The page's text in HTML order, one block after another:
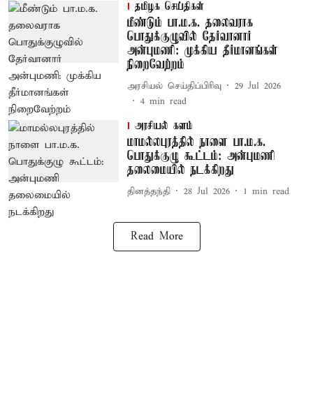
தமிழக செய்திகள்
மீண்டும் பா.ம.க. தலைவராக
பொதுக்குழுவில் தேர்வானார்
அன்புமணி: முக்கிய தீர்மானங்கள்
நிறைவேற்றம்
அரசியல் செய்திப்பிரிவு
29 Jul 2026
4 min read
அரசியல் களம்
மாமல்லபுரத்தில் நாளை பா.ம.க.
பொதுக்குழு கூட்டம்: அன்புமணி
தலைமையில் நடக்கிறது
தினத்தந்தி 28 Jul 2026 1 min read
Read More